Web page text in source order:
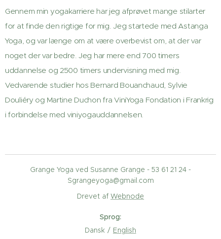
Gennem min yogakarriere har jeg afprøvet mange stilarter
for at finde den rigtige for mig. Jeg startede med Astanga
Yoga, og var længe om at være overbevist om, at der var
noget der var bedre. Jeg har mere end 700 timers
uddannelse og 2500 timers undervisning med mig.
Vedvarende studier hos Bernard Bouanchaud, Sylvie
Douliéry og Martine Duchon fra ViniYoga Fondation i Frankrig
i forbindelse med viniyogauddannelsen.
Grange Yoga ved Susanne Grange - 53 61 21 24 -
Sgrangeyoga@gmail.com
Drevet af Webnode
Sprog
Dansk
English